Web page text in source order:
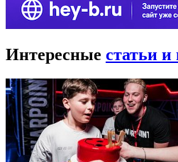
Интересные статьи